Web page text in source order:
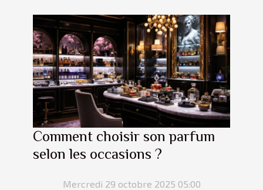
Comment choisir son parfum
selon les occasions ?
Mercredi 29 octobre 2025 05:00